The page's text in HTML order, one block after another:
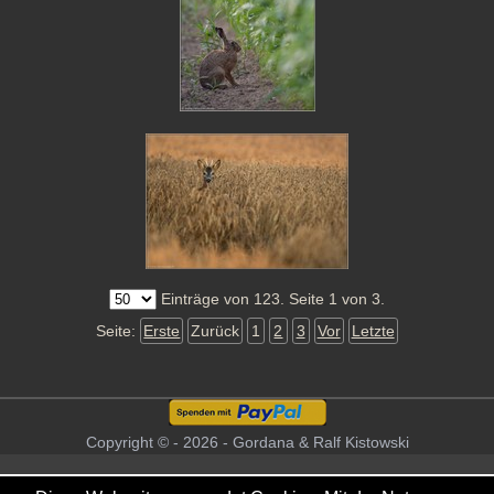
Einträge von 123. Seite 1 von 3.
Seite: Erste Zurück 1 2 3 Vor Letzte
Copyright © - 2026 - Gordana & Ralf Kistowski